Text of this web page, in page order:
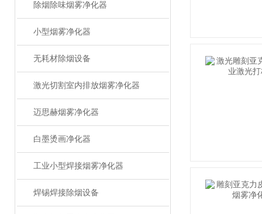
除烟除味烟雾净化器
小型烟雾净化器
无耗材除烟设备
激光切割室内排放烟雾净化器
迈思赫烟雾净化器
白墨烫画净化器
工业小型焊接烟雾净化器
焊锡焊接除烟设备